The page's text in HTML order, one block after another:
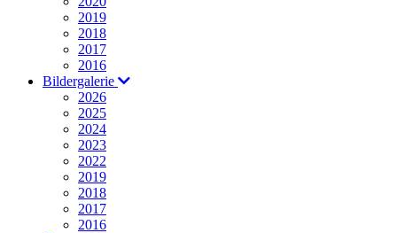
2019
2018
2017
2016
Bildergalerie
2026
2025
2024
2023
2022
2019
2018
2017
2016